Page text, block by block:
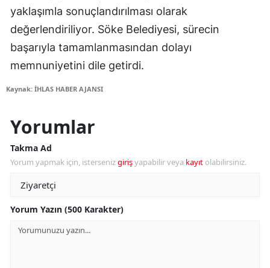
yaklaşımla sonuçlandırılması olarak
değerlendiriliyor. Söke Belediyesi, sürecin
başarıyla tamamlanmasından dolayı
memnuniyetini dile getirdi.
Kaynak: İHLAS HABER AJANSI
Yorumlar
Takma Ad
Yorum yapmak için, istersenizgirişyapabilir veya kayıt olabilirsiniz.
Yorum Yazın (500 Karakter)